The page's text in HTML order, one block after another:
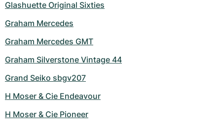
Glashuette Original Sixties
Graham Mercedes
Graham Mercedes GMT
Graham Silverstone Vintage 44
Grand Seiko sbgv207
H Moser & Cie Endeavour
H Moser & Cie Pioneer